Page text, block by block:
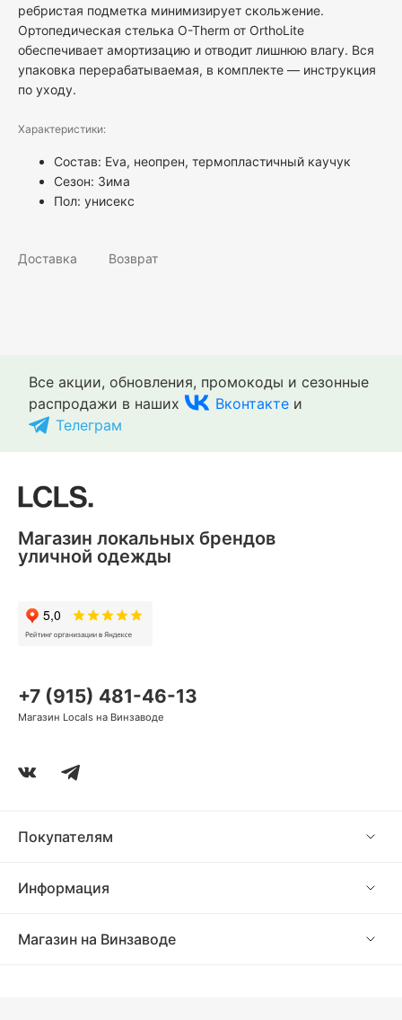
ребристая подметка минимизирует скольжение.
Ортопедическая стелька O-Therm от OrthoLite
обеспечивает амортизацию и отводит лишнюю влагу. Вся
упаковка перерабатываемая, в комплекте — инструкция
по уходу.
Характеристики:
Состав: Eva, неопрен, термопластичный каучук
Сезон: Зима
Пол: унисекс
Доставка Возврат
Все акции, обновления, промокоды и сезонные
распродажи в наших
Вконтакте и
Телеграм
Покупателям
Информация
Магазин на Винзаводе
+7 (915) 481-46-13
Магазин Locals на Винзаводе
Магазин локальных брендов
уличной одежды